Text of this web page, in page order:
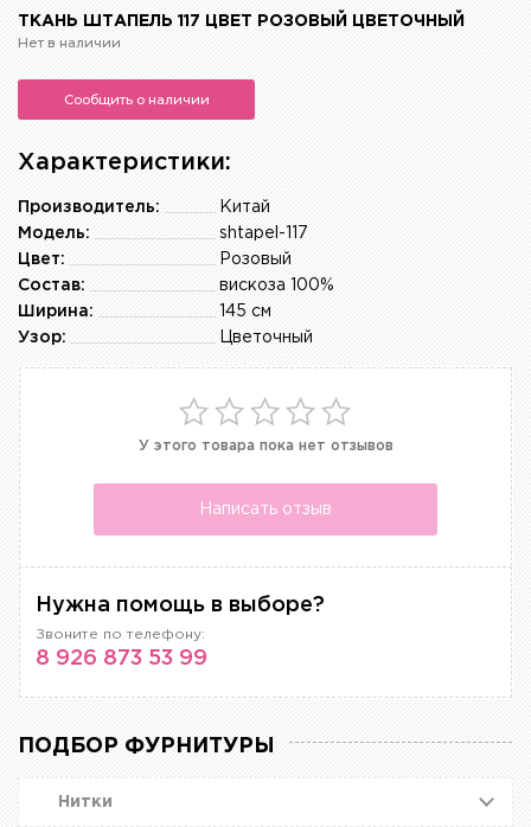
ТКАНЬ ШТАПЕЛЬ 117 ЦВЕТ РОЗОВЫЙ ЦВЕТОЧНЫЙ
Нет в наличии
Сообщить о наличии
Характеристики:
Китай
Производитель:
shtapel-117
Модель:
Розовый
Цвет:
вискоза 100%
Состав:
145 см
Ширина:
Цветочный
Узор:
У этого товара пока нет отзывов
Написать отзыв
Нужна помощь в выборе?
Звоните по телефону:
8 926 873 53 99
ПОДБОР ФУРНИТУРЫ
Нитки